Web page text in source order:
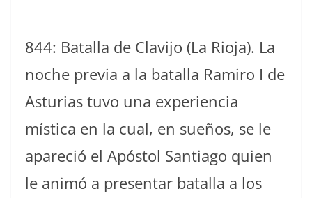
844: Batalla de Clavijo (La Rioja). La
noche previa a la batalla Ramiro I de
Asturias tuvo una experiencia
mística en la cual, en sueños, se le
apareció el Apóstol Santiago quien
le animó a presentar batalla a los